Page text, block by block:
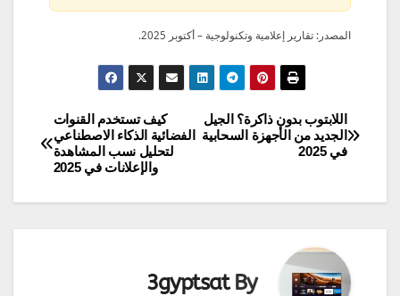
المصدر: تقارير إعلامية وتكنولوجية – أكتوبر 2025.
تصفّح
المقالات
كيف تستخدم القنوات
الفضائية الذكاء الاصطناعي
لتحليل نسب المشاهدة
والإعلانات في 2025
اللابتوب بدون ذاكرة؟ الجيل
الجديد من الأجهزة السحابية
في 2025
By
3gyptsat